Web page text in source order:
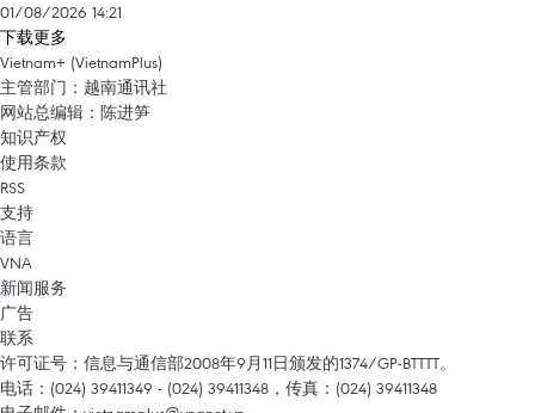
01/08/2026 14:21
下载更多
Vietnam+ (VietnamPlus)
主管部门：越南通讯社
网站总编辑：陈进笋
知识产权
使用条款
RSS
支持
语言
VNA
新闻服务
广告
联系
许可证号：信息与通信部2008年9月11日颁发的1374/GP-BTTTT。
电话：(024) 39411349 - (024) 39411348，传真：(024) 39411348